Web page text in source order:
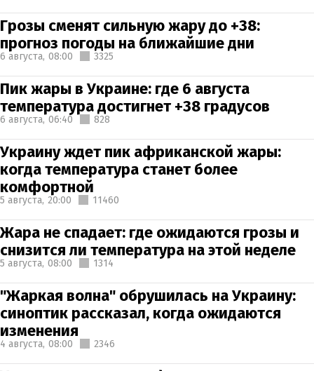
Грозы сменят сильную жару до +38:
прогноз погоды на ближайшие дни
6 августа, 08:00 3325
Пик жары в Украине: где 6 августа
температура достигнет +38 градусов
6 августа, 06:40 828
Украину ждет пик африканской жары:
когда температура станет более
комфортной
5 августа, 20:00 11460
Жара не спадает: где ожидаются грозы и
снизится ли температура на этой неделе
5 августа, 08:00 1314
"Жаркая волна" обрушилась на Украину:
синоптик рассказал, когда ожидаются
изменения
4 августа, 08:00 2346